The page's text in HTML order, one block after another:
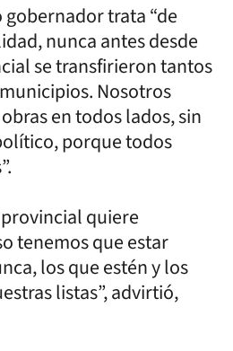
trata “de
nunca antes desde
se transfirieron tantos
Nosotros
en todos lados, sin
porque todos
quiere
tenemos que estar
los que estén y los
listas”, advirtió,